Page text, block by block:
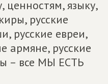
ценностям, языку,
русские
русские евреи,
армяне, русские
– все МЫ ЕСТЬ